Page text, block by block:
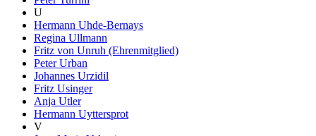
U
Hermann Uhde-Bernays
Regina Ullmann
Fritz von Unruh (Ehrenmitglied)
Peter Urban
Johannes Urzidil
Fritz Usinger
Anja Utler
Hermann Uyttersprot
V